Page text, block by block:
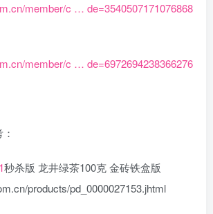
member/c … de=3540507171076868
member/c … de=6972694238366276
秒杀版 龙井绿茶100克 金砖铁盒版
products/pd_0000027153.jhtml